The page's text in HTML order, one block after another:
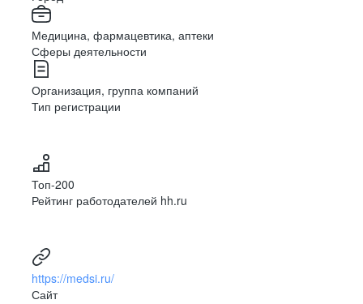
Медицина, фармацевтика, аптеки
Сферы деятельности
Организация, группа компаний
Тип регистрации
Топ-200
Рейтинг работодателей hh.ru
https://medsi.ru/
Сайт